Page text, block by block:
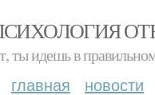
ты идешь в
главная новости